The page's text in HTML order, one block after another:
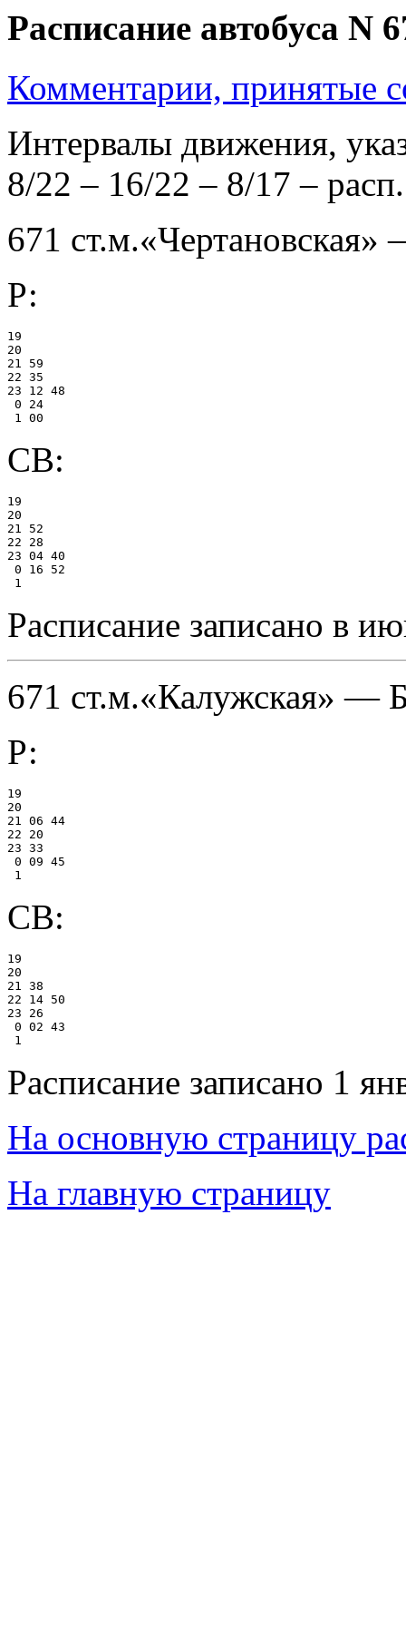
Расписание автобуса N
Комментарии, принятые
Интервалы движения,
8/22 – 16/22 – 8/17 – расп.
671
Р:
19
20
21 59
22 35
23 12 48
0 24
СВ:
19
20
21 52
22 28
23 04 40
0 16 52
Расписание записано в
671 ст.м.«Калужская» —
Р:
19
20
21 06 44
22 20
23 33
0 09 45
СВ:
19
20
21 38
22 14 50
23 26
0 02 43
Расписание записано 1
На основную страницу
На главную страницу